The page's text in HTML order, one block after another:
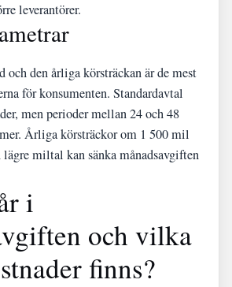
leverantörer.
och den årliga körsträckan är de mest
för konsumenten. Standardavtal
men perioder mellan 24 och 48
Årliga körsträckor om 1 500 mil
miltal kan sänka månadsavgiften
i
och vilka
finns?